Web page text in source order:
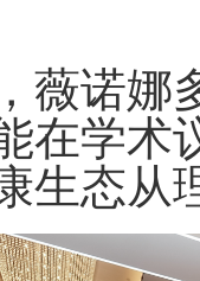
诺娜
在学术
生态从